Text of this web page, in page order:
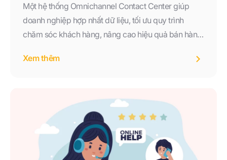
Một hệ thống Omnichannel Contact Center giúp
doanh nghiệp hợp nhất dữ liệu, tối ưu quy trình
chăm sóc khách hàng, nâng cao hiệu quả bán hàng
giao tiếp. Nếu doanh nghiệp của bạn đang tìm kiếm
Biglead sẽ là lựa chọn phù hợp để đồng hành trong
quá trình chuyển đổi số và phát triển bền vững
Xem thêm